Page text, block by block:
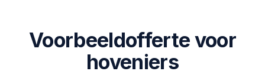
Voorbeeldofferte voor
hoveniers